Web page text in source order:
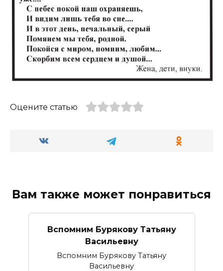
Оцените статью
Вам также может понравиться
Вспомним Бурякову Татьяну
Васильевну
Вспомним Бурякову Татьяну
Васильевну